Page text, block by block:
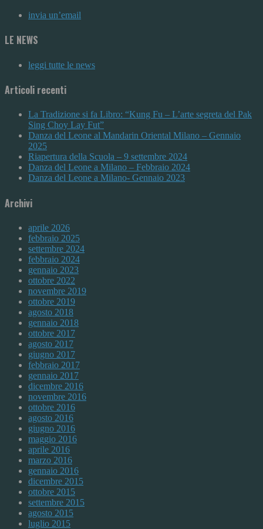
invia un’email
LE NEWS
leggi tutte le news
Articoli recenti
La Tradizione si fa Libro: “Kung Fu – L’arte segreta del Pak
Sing Choy Lay Fut”
Danza del Leone al Mandarin Oriental Milano – Gennaio
2025
Riapertura della Scuola – 9 settembre 2024
Danza del Leone a Milano – Febbraio 2024
Danza del Leone a Milano- Gennaio 2023
Archivi
aprile 2026
febbraio 2025
settembre 2024
febbraio 2024
gennaio 2023
ottobre 2022
novembre 2019
ottobre 2019
agosto 2018
gennaio 2018
ottobre 2017
agosto 2017
giugno 2017
febbraio 2017
gennaio 2017
dicembre 2016
novembre 2016
ottobre 2016
agosto 2016
giugno 2016
maggio 2016
aprile 2016
marzo 2016
gennaio 2016
dicembre 2015
ottobre 2015
settembre 2015
agosto 2015
luglio 2015